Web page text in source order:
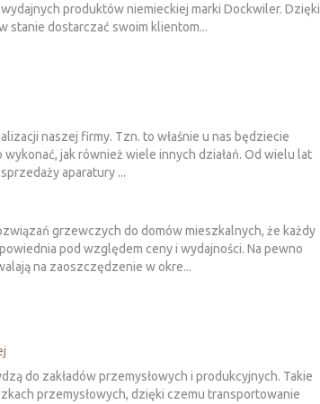
produktów niemieckiej marki Dockwiler. Dzięki
dostarczać swoim klientom...
naszej firmy. Tzn. to właśnie u nas będziecie
jak również wiele innych działań. Od wielu lat
aparatury ...
grzewczych do domów mieszkalnych, że każdy
pod względem ceny i wydajności. Na pewno
na zaoszczędzenie w okre...
do zakładów przemysłowych i produkcyjnych. Takie
przemysłowych, dzięki czemu transportowanie